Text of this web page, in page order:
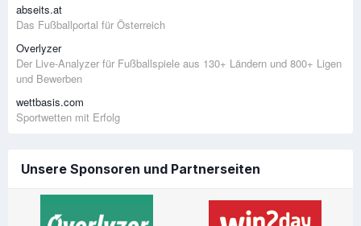
abseits.at
Das Fußballportal für Österreich
Overlyzer
Der Live-Analyzer für Fußballspiele aus 130+ Ländern und 800+ Ligen
und Bewerben
wettbasis.com
Sportwetten mit Erfolg
Unsere Sponsoren und Partnerseiten